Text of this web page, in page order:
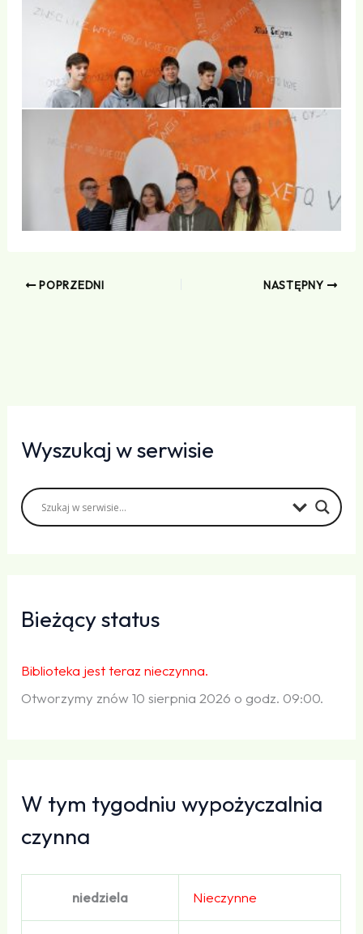
POPRZEDNI NASTĘPNY
Wyszukaj w serwisie
Bieżący status
Biblioteka jest teraz nieczynna.
Otworzymy znów 10 sierpnia 2026 o godz. 09:00.
W tym tygodniu wypożyczalnia
czynna
niedziela Nieczynne